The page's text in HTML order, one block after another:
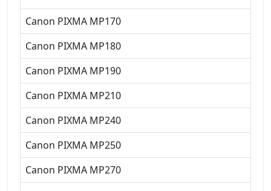
Canon PIXMA MP170
Canon PIXMA MP180
Canon PIXMA MP190
Canon PIXMA MP210
Canon PIXMA MP240
Canon PIXMA MP250
Canon PIXMA MP270